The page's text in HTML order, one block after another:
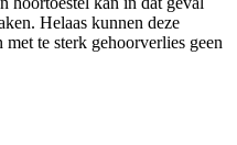
Helaas kunnen deze
te sterk gehoorverlies geen